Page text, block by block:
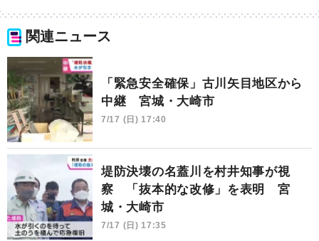
関連ニュース
「緊急安全確保」古川矢目地区から
中継 宮城・大崎市
7/17 (日) 17:40
堤防決壊の名蓋川を村井知事が視
察 「抜本的な改修」を表明 宮
城・大崎市
7/17 (日) 17:35